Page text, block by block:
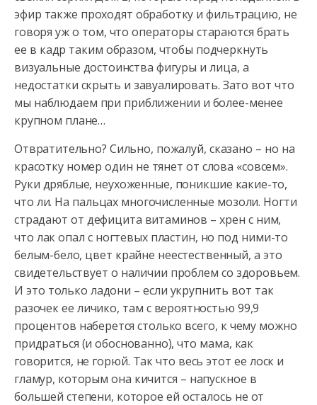
эфир также проходят обработку и фильтрацию, не
говоря уж о том, что операторы стараются брать
ее в кадр таким образом, чтобы подчеркнуть
визуальные достоинства фигуры и лица, а
недостатки скрыть и завуалировать. Зато вот что
мы наблюдаем при приближении и более-менее
крупном плане…
Отвратительно? Сильно, пожалуй, сказано – но на
красотку номер один не тянет от слова «совсем».
Руки дряблые, неухоженные, поникшие какие-то,
что ли. На пальцах многочисленные мозоли. Ногти
страдают от дефицита витаминов – хрен с ним,
что лак опал с ногтевых пластин, но под ними-то
белым-бело, цвет крайне неестественный, а это
свидетельствует о наличии проблем со здоровьем.
И это только ладони – если укрупнить вот так
разочек ее личико, там с вероятностью 99,9
процентов наберется столько всего, к чему можно
придраться (и обоснованно), что мама, как
говорится, не горюй. Так что весь этот ее лоск и
гламур, которым она кичится – напускное в
большей степени, которое ей осталось не от